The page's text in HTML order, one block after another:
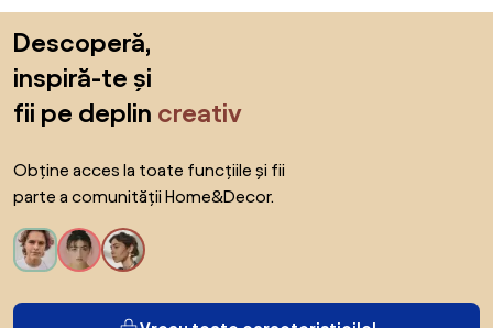
Descoperă,
inspiră-te și
fii pe deplin creativ
Obține acces la toate funcțiile și fii
parte a comunității Home&Decor.